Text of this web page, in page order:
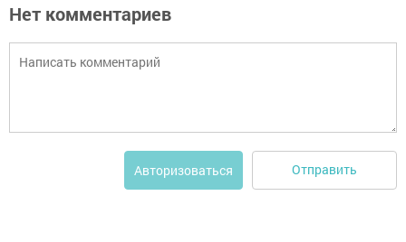
Нет комментариев
Авторизоваться Отправить